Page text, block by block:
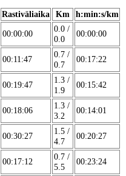
Rastiväliaika Km
h:min:s/km
00:00:00
0.0 /
0.0
00:00:00
00:11:47
0.7 /
0.7
00:17:22
00:19:47
1.3 /
1.9
00:15:42
00:18:06
1.3 /
3.2
00:14:01
00:30:27
1.5 /
4.7
00:20:27
00:17:12
0.7 /
5.5
00:23:24